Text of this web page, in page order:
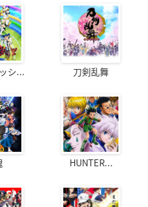
シ... 刀剣乱舞
HUNTER...